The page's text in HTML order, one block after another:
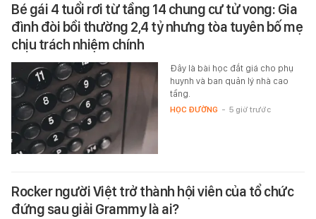
Bé gái 4 tuổi rơi từ tầng 14 chung cư tử vong: Gia
đình đòi bồi thường 2,4 tỷ nhưng tòa tuyên bố mẹ
chịu trách nhiệm chính
Đây là bài học đắt giá cho phụ
huynh và ban quản lý nhà cao
tầng.
HỌC ĐƯỜNG - 5 giờ trước
Rocker người Việt trở thành hội viên của tổ chức
đứng sau giải Grammy là ai?